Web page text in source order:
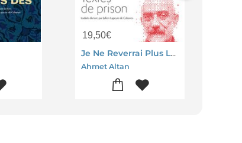
19,50€
Je Ne Reverrai Plus Le Monde ; Textes De Prison
Ahmet Altan